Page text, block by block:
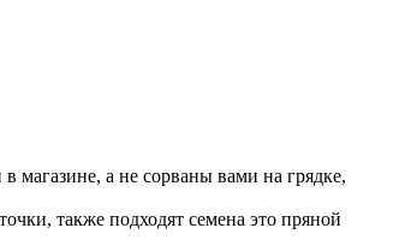
а не сорваны вами на грядке,
также подходят семена это пряной